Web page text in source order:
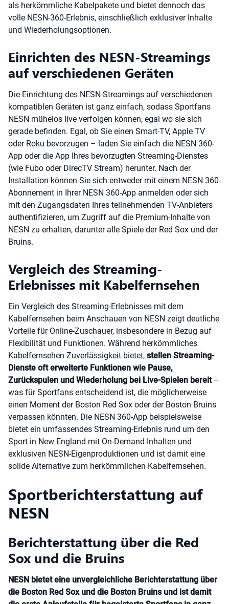
als herkömmliche Kabelpakete und bietet dennoch das
volle NESN-360-Erlebnis, einschließlich exklusiver Inhalte
und Wiederholungsoptionen.
Einrichten des NESN-Streamings
auf verschiedenen Geräten
Die Einrichtung des NESN-Streamings auf verschiedenen
kompatiblen Geräten ist ganz einfach, sodass Sportfans
NESN mühelos live verfolgen können, egal wo sie sich
gerade befinden. Egal, ob Sie einen Smart-TV, Apple TV
oder Roku bevorzugen – laden Sie einfach die NESN 360-
App oder die App Ihres bevorzugten Streaming-Dienstes
(wie Fubo oder DirecTV Stream) herunter. Nach der
Installation können Sie sich entweder mit einem NESN 360-
Abonnement in Ihrer NESN 360-App anmelden oder sich
mit den Zugangsdaten Ihres teilnehmenden TV-Anbieters
authentifizieren, um Zugriff auf die Premium-Inhalte von
NESN zu erhalten, darunter alle Spiele der Red Sox und der
Bruins.
Vergleich des Streaming-
Erlebnisses mit Kabelfernsehen
Ein Vergleich des Streaming-Erlebnisses mit dem
Kabelfernsehen beim Anschauen von NESN zeigt deutliche
Vorteile für Online-Zuschauer, insbesondere in Bezug auf
Flexibilität und Funktionen. Während herkömmliches
Kabelfernsehen Zuverlässigkeit bietet, stellen Streaming-
Dienste oft erweiterte Funktionen wie Pause,
Zurückspulen und Wiederholung bei Live-Spielen bereit–
was für Sportfans entscheidend ist, die möglicherweise
einen Moment der Boston Red Sox oder der Boston Bruins
verpassen könnten. Die NESN 360-App beispielsweise
bietet ein umfassendes Streaming-Erlebnis rund um den
Sport in New England mit On-Demand-Inhalten und
exklusiven NESN-Eigenproduktionen und ist damit eine
solide Alternative zum herkömmlichen Kabelfernsehen.
Sportberichterstattung auf
NESN
Berichterstattung über die Red
Sox und die Bruins
NESN bietet eine unvergleichliche Berichterstattung über
die Boston Red Sox und die Boston Bruins und ist damit